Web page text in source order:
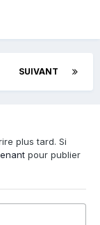
SUIVANT
plus tard. Si
pour publier